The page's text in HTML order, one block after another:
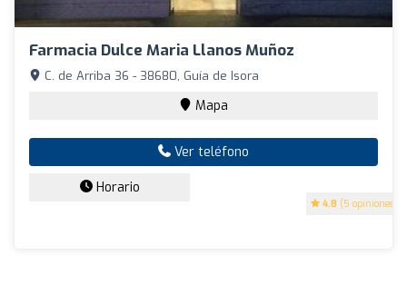
Farmacia Dulce Maria Llanos Muñoz
4.8 (5 opiniones)
C. de Arriba 36 - 38680, Guía de Isora
Mapa
Ver teléfono
Horario